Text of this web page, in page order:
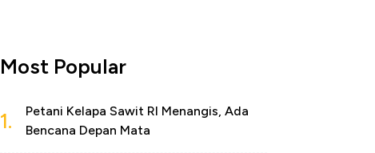
Most Popular
1.
Petani Kelapa Sawit RI Menangis, Ada
Bencana Depan Mata